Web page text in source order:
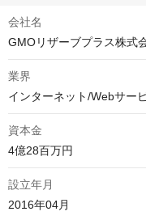
会社名
GMOリザーブプラス株式
業界
インターネット/Webサー
資本金
4億28百万円
設立年月
2016年04月